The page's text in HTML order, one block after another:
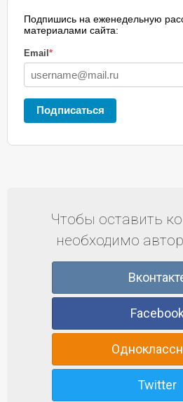
Подпишись на еженедельную
материалами сайта:
Email *
Подписаться
Чтобы оставить
необходимо
Facebook
Twitter